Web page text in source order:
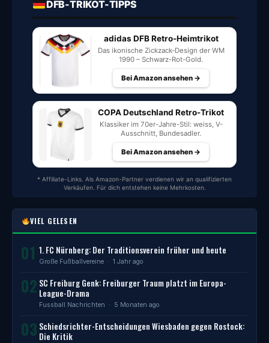
DFB-TRIKOT-TIPPS
adidas DFB Retro-Heimtrikot
Das ikonische Zickzack-Design der WM
1990 – Schwarz-Rot-Gold.
Bei Amazon ansehen →
COPA Deutschland Retro-Trikot
Klassiker im 70er-Jahre-Stil: weiss, V-
Ausschnitt, Bundesadler.
Bei Amazon ansehen →
* Affiliate-Links. Als Amazon-Partner verdienen wir an qualifizierten
Verkäufen. Für dich entstehen keine Mehrkosten.
VIEL GELESEN
01 1. FC Nürnberg: Der Traditionsverein früher und heute
Große Fußballvereine · 1 Jahr ago
02 SC Freiburg Genk: Freiburger Traum platzt im Europa-
League-Drama
Fussball Nachrichten · 5 Monaten ago
03 Schiedsrichter-Entscheidungen Wiesbaden gegen Rostock:
Die Kritik